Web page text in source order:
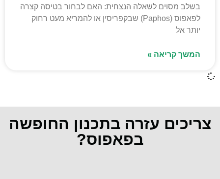
בשלב מסוים לשאלה הנצחית: האם לבחור בטיסה קצרה
לפאפוס (Paphos) שבקפריסין או להמריא מעט רחוק
יותר אל
המשך קריאה »
צריכים עזרה בתכנון החופשה
בפאפוס?